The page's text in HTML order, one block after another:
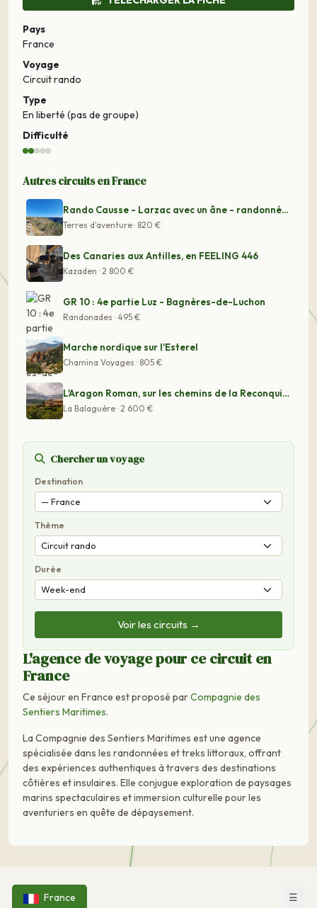
Pays
France
Voyage
Circuit rando
Type
En liberté (pas de groupe)
Difficulté
Autres circuits en France
Rando Causse - Larzac avec un âne - randonnée au cirque
Terres d'aventure · 820 €
Des Canaries aux Antilles, en FEELING 446
Kazaden · 2 800 €
GR 10 : 4e partie Luz - Bagnères-de-Luchon
Randonades · 495 €
Marche nordique sur l'Esterel
Chamina Voyages · 805 €
L'Aragon Roman, sur les chemins de la Reconquista
La Balaguère · 2 600 €
Chercher un voyage
Destination
Thème
Durée
Voir les circuits →
L'agence de voyage pour ce circuit en
France
Ce séjour en France est proposé parCompagnie des
Sentiers Maritimes.
La Compagnie des Sentiers Maritimes est une agence
spécialisée dans les randonnées et treks littoraux, offrant
des expériences authentiques à travers des destinations
côtières et insulaires. Elle conjugue exploration de paysages
marins spectaculaires et immersion culturelle pour les
aventuriers en quête de dépaysement.
France ☰